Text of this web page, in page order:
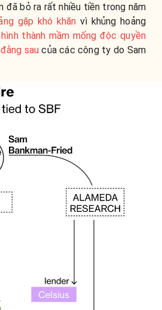
đã bỏ ra rất nhiều tiền trong năm
gặp khó khăn vì khủng hoảng
thành mầm mống độc quyền
sau của các công ty do Sam